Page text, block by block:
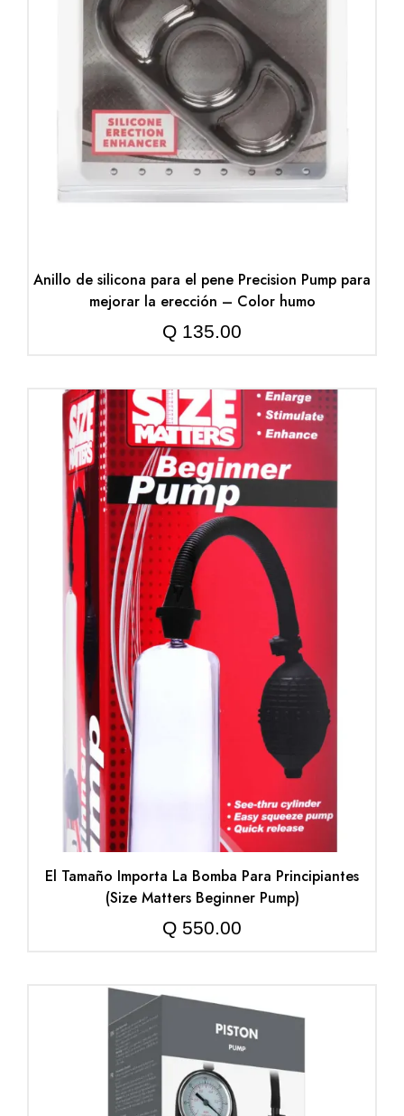
Anillo de silicona para el pene Precision Pump para
mejorar la erección – Color humo
Q 135.00
El Tamaño Importa La Bomba Para Principiantes
(Size Matters Beginner Pump)
Q 550.00